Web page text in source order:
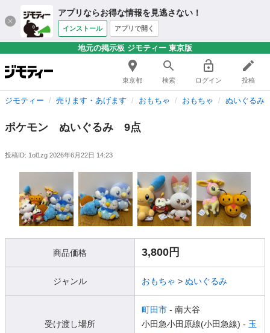
アプリならお得な情報を見逃さない！
インストール アプリで開く
地元の掲示板 ジモティー 東京版
東京都 検索 ログイン 投稿
ジモティー 売ります・あげます おもちゃ おもちゃ ぬいぐるみ
ポケモン ぬいぐるみ 9点
投稿ID: 1ol1zg 2026年6月22日 14:23
商品価格 3,800円
ジャンル おもちゃ > ぬいぐるみ
受け渡し場所
町田市 - 南大谷
小田急小田原線(小田急線) - 玉